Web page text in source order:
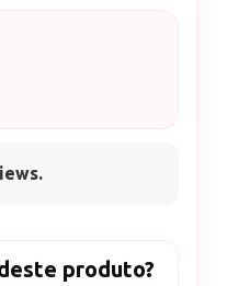
produto?